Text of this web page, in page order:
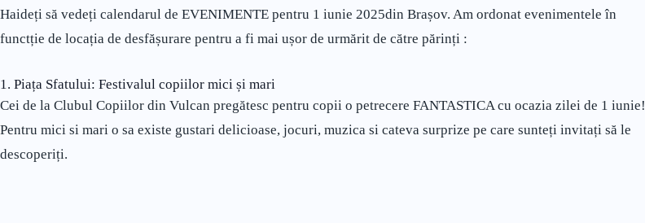
Haideți să vedeți calendarul de EVENIMENTE pentru 1 iunie 2025din Brașov. Am ordonat evenimentele în
functție de locația de desfășurare pentru a fi mai ușor de urmărit de către părinți :
1. Piața Sfatului: Festivalul copiilor mici și mari
Cei de la Clubul Copiilor din Vulcan pregătesc pentru copii o petrecere FANTASTICA cu ocazia zilei de 1 iunie!
Pentru mici si mari o sa existe gustari delicioase, jocuri, muzica si cateva surprize pe care sunteți invitați să le
descoperiți.